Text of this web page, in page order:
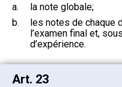
a.
la note globale;
b.
les notes de chaque
l’examen final et,
d’expérience.
Art. 23